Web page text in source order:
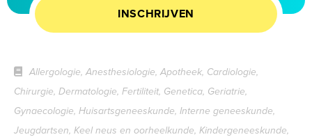
INSCHRIJVEN
Allergologie, Anesthesiologie, Apotheek, Cardiologie,
Chirurgie, Dermatologie, Fertiliteit, Genetica, Geriatrie,
Gynaecologie, Huisartsgeneeskunde, Interne geneeskunde,
Jeugdartsen, Keel neus en oorheelkunde, Kindergeneeskunde,